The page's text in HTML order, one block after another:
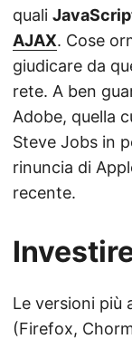
quali
AJAX. Cose
giudicare da
rete. A ben
Adobe, quella
Steve Jobs in
rinuncia di
recente.
Le versioni più
(Firefox,